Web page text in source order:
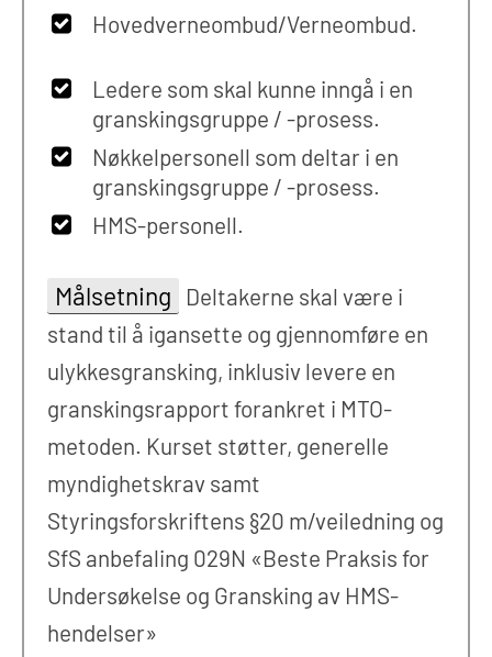
Hovedverneombud/Verneombud.
Ledere som skal kunne inngå i en
granskingsgruppe / -prosess.
Nøkkelpersonell som deltar i en
granskingsgruppe / -prosess.
HMS-personell.
Målsetning
Deltakerne skal være i
stand til å igansette og gjennomføre en
ulykkesgransking, inklusiv levere en
granskingsrapport forankret i MTO-
metoden. Kurset støtter, generelle
myndighetskrav samt
Styringsforskriftens §20 m/veiledning og
SfS anbefaling 029N «Beste Praksis for
Undersøkelse og Gransking av HMS-
hendelser»